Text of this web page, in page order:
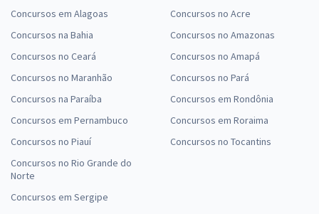
Concursos em Alagoas
Concursos na Bahia
Concursos no Ceará
Concursos no Maranhão
Concursos na Paraíba
Concursos em Pernambuco
Concursos no Piauí
Concursos no Rio Grande do
Norte
Concursos em Sergipe
Concursos no Acre
Concursos no Amazonas
Concursos no Amapá
Concursos no Pará
Concursos em Rondônia
Concursos em Roraima
Concursos no Tocantins